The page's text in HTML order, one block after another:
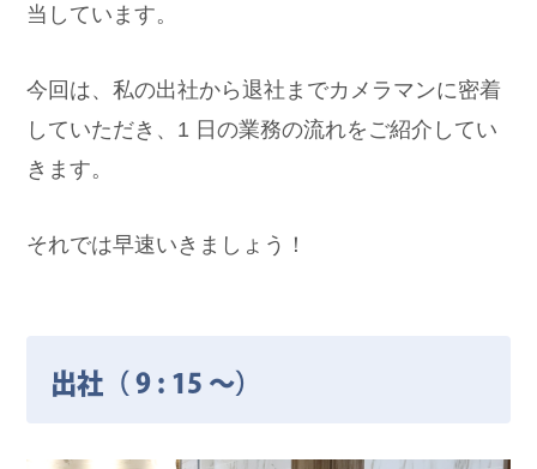
当しています。
今回は、私の出社から退社までカメラマンに密着
していただき、1 日の業務の流れをご紹介してい
きます。
それでは早速いきましょう！
出社（ 9 : 15 ～）